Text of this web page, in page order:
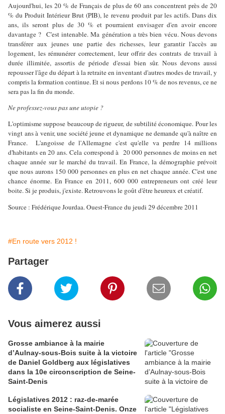
Aujourd'hui, les 20 % de Français de plus de 60 ans concentrent près de 20
% du Produit Intérieur Brut (PIB), le revenu produit par les actifs. Dans dix
ans, ils seront plus de 30 % et pourraient envisager d'en avoir encore
davantage ? C'est intenable. Ma génération a très bien vécu. Nous devons
transférer aux jeunes une partie des richesses, leur garantir l'accès au
logement, les rémunérer correctement, leur offrir des contrats de travail à
durée illimitée, assortis de période d'essai bien sûr. Nous devons aussi
repousser l'âge du départ à la retraite en inventant d'autres modes de travail, y
compris la formation continue. Et si nous perdons 10 % de nos revenus, ce ne
sera pas la fin du monde.
Ne professez-vous pas une utopie ?
L'optimisme suppose beaucoup de rigueur, de subtilité économique. Pour les
vingt ans à venir, une société jeune et dynamique ne demande qu'à naître en
France.
L'angoisse de l'Allemagne c'est qu'elle va perdre 14 millions
d'habitants en 20 ans. Cela correspond à 20 000 personnes de moins en net
chaque année sur le marché du travail. En France, la démographie prévoit
que nous aurons 150 000 personnes en plus en net chaque année. C'est une
chance énorme. En France en 2011, 600 000 entrepreneurs ont créé leur
boite. Si je produis, j'existe. Retrouvons le goût d'être heureux et créatif.
Source : Frédérique Jourdaa. Ouest-France du jeudi 29 décembre 2011
#En route vers 2012 !
Partager
Vous aimerez aussi
Grosse ambiance à la mairie
d’Aulnay-sous-Bois suite à la victoire
de Daniel Goldberg aux législatives
dans la 10e circonscription de Seine-
Saint-Denis
Législatives 2012 : raz-de-marée
socialiste en Seine-Saint-Denis. Onze